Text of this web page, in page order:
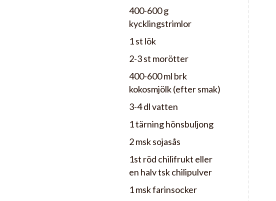
400-600 g
kycklingstrimlor
1 st lök
2-3 st morötter
400-600 ml brk
kokosmjölk (efter smak)
3-4 dl vatten
1 tärning hönsbuljong
2 msk sojasås
1st röd chilifrukt eller
en halv tsk chilipulver
1 msk farinsocker